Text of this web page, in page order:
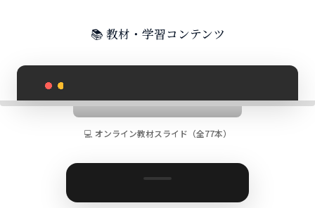
📚 教材・学習コンテンツ
💻 オンライン教材スライド（全77本）